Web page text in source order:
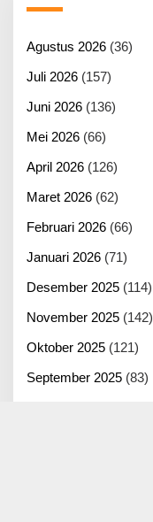
Agustus 2026 (36)
Juli 2026 (157)
Juni 2026 (136)
Mei 2026 (66)
April 2026 (126)
Maret 2026 (62)
Februari 2026 (66)
Januari 2026 (71)
Desember 2025 (114)
November 2025 (142)
Oktober 2025 (121)
September 2025 (83)